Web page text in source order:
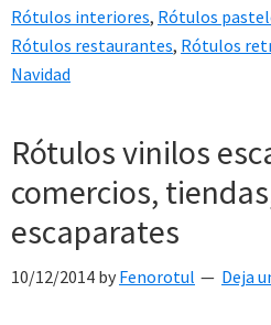
Rótulos interiores, Rótulos
Rótulos restaurantes, Rótulos
Navidad
Rótulos vinilos
comercios,
escaparates
10/12/2014 by Fenorotul Deja